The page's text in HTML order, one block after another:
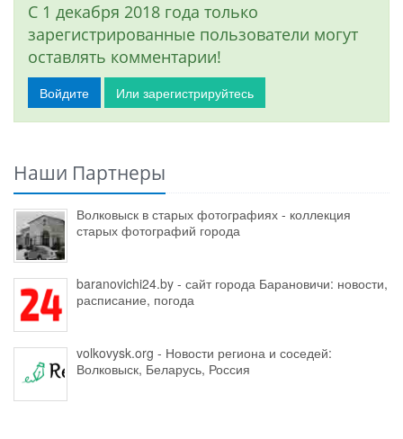
С 1 декабря 2018 года только
зарегистрированные пользователи могут
оставлять комментарии!
Войдите Или зарегистрируйтесь
Наши Партнеры
Волковыск в старых фотографиях - коллекция
старых фотографий города
baranovichi24.by - сайт города Барановичи: новости,
расписание, погода
volkovysk.org - Новости региона и соседей:
Волковыск, Беларусь, Россия